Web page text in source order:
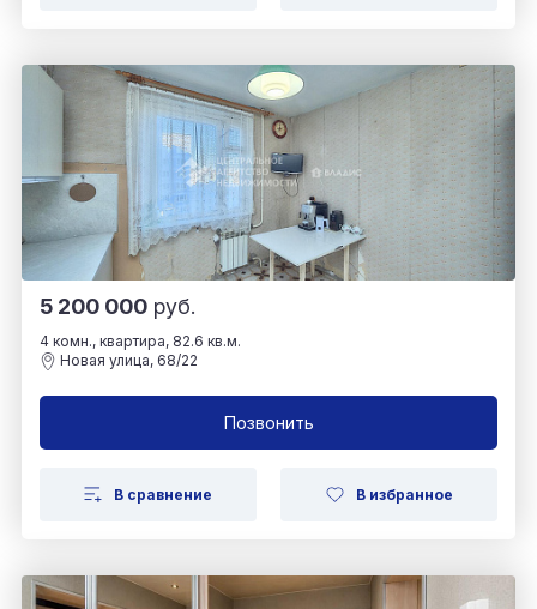
5 200 000 руб.
4 комн., квартира, 82.6 кв.м.
Новая улица, 68/22
Позвонить
В сравнение В избранное